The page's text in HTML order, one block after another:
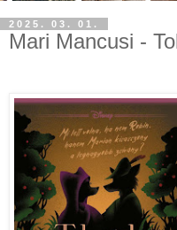
2025. 03. 01.
Mari Mancusi -